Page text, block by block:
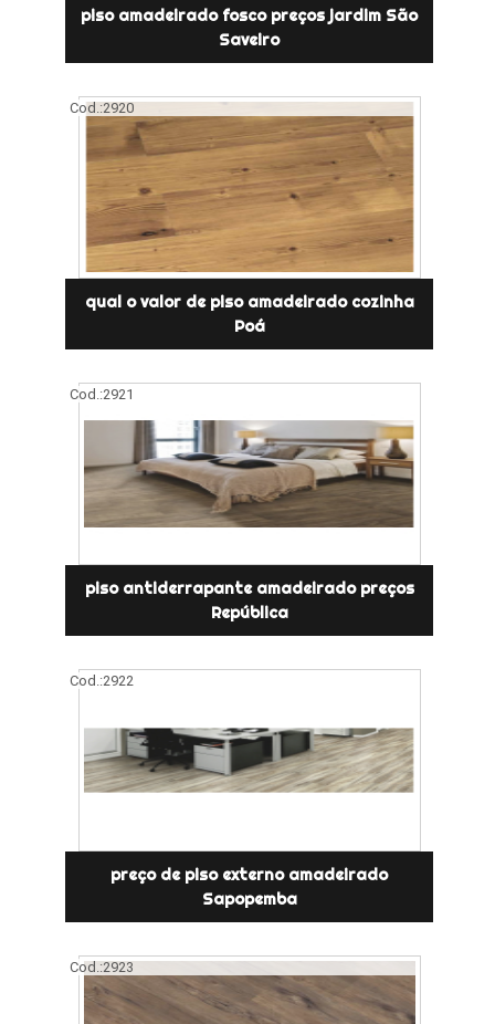
piso amadeirado fosco preços jardim São
Saveiro
Cod.:2920
qual o valor de piso amadeirado cozinha
Poá
Cod.:2921
piso antiderrapante amadeirado preços
República
Cod.:2922
preço de piso externo amadeirado
Sapopemba
Cod.:2923